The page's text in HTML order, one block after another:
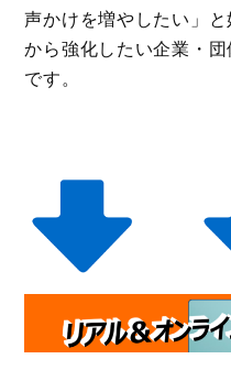
声かけを増やしたい」
から強化したい企業・
です。